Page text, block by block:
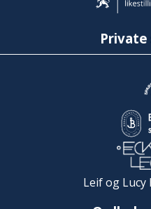
Leif og Lucy